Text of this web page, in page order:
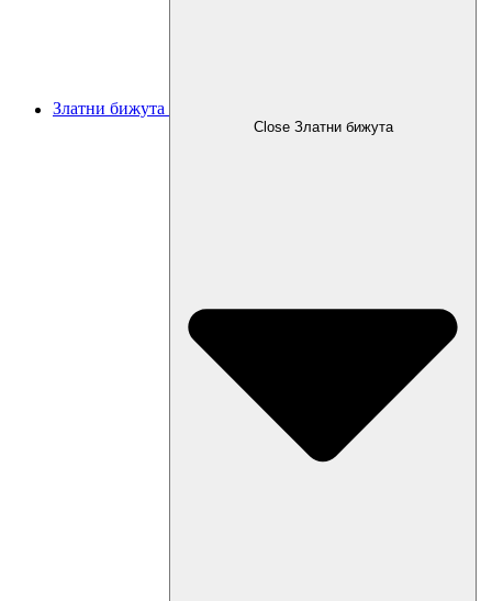
Златни бижута
Close Златни бижута